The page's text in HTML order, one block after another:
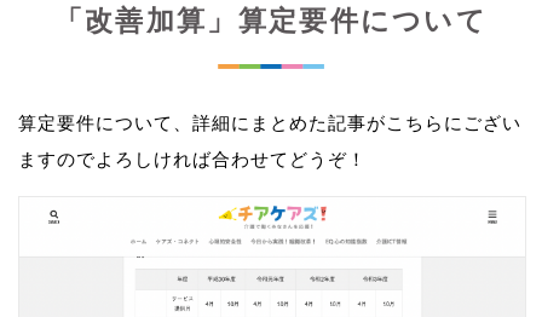
「改善加算」算定要件について
算定要件について、詳細にまとめた記事がこちらにござい
ますのでよろしければ合わせてどうぞ！